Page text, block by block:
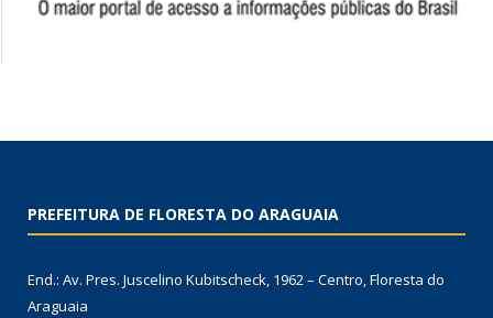
PREFEITURA DE FLORESTA DO ARAGUAIA
End.: Av. Pres. Juscelino Kubitscheck, 1962 – Centro, Floresta do
Araguaia